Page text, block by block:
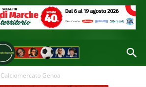
Calciomercato Genoa
2026 19:18